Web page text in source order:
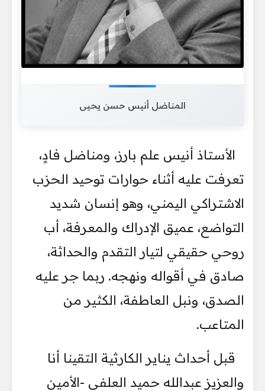
المناضل أنيس حسن يحيى
الأستاذ أنيس علم بارز، ومناضل فادٍ،
تعرفت عليه أثناء حوارات توحيد الحزب
الاشتراكي اليمني، وهو إنسان شديد
التواضع، عميق الإدراك والمعرفة، أب
روحي حقيقي لتيار التقدم والحداثة،
صادق في أقواله ونهجه. ربما جر عليه
الصدق، ونبل العاطفة، الكثير من
المتاعب.
قبل أحداث يناير الكارثية التقينا أنا
والعزيز عبدالله حميد العلفي -الأمين